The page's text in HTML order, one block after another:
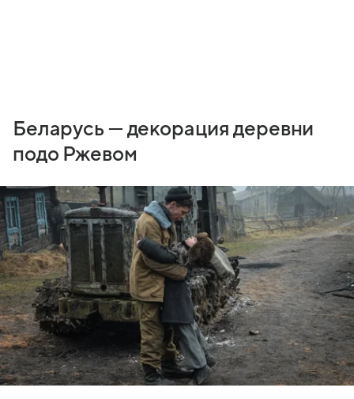
Беларусь — декорация деревни
подо Ржевом